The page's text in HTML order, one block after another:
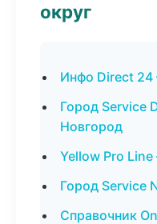
округ
Инфо Direct
Город Service
Новгород
Yellow Pro
Город Service
Справочник